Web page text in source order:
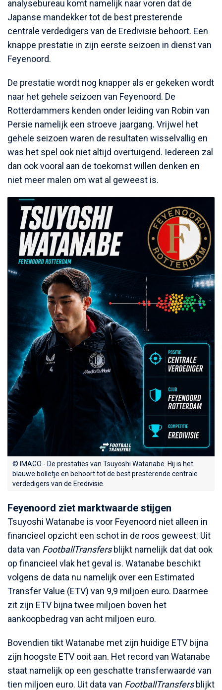
analysebureau komt namelijk naar voren dat de
Japanse mandekker tot de best presterende
centrale verdedigers van de Eredivisie behoort. Een
knappe prestatie in zijn eerste seizoen in dienst van
Feyenoord.
De prestatie wordt nog knapper als er gekeken wordt
naar het gehele seizoen van Feyenoord. De
Rotterdammers kenden onder leiding van Robin van
Persie namelijk een stroeve jaargang. Vrijwel het
gehele seizoen waren de resultaten wisselvallig en
was het spel ook niet altijd overtuigend. Iedereen zal
dan ook vooral aan de toekomst willen denken en
niet meer malen om wat al geweest is.
© IMAGO - De prestaties van Tsuyoshi Watanabe. Hij is het
blauwe bolletje en behoort tot de best presterende centrale
verdedigers van de Eredivisie.
Feyenoord ziet marktwaarde stijgen
Tsuyoshi Watanabe is voor Feyenoord niet alleen in
financieel opzicht een schot in de roos geweest. Uit
data van FootballTransfersblijkt namelijk dat dat ook
op financieel vlak het geval is. Watanabe beschikt
volgens de data nu namelijk over een Estimated
Transfer Value (ETV) van 9,9 miljoen euro. Daarmee
zit zijn ETV bijna twee miljoen boven het
aankoopbedrag van acht miljoen euro.
Bovendien tikt Watanabe met zijn huidige ETV bijna
zijn hoogste ETV ooit aan. Het record van Watanabe
staat namelijk op een geschatte transferwaarde van
tien miljoen euro. Uit data van FootballTransfersblijkt